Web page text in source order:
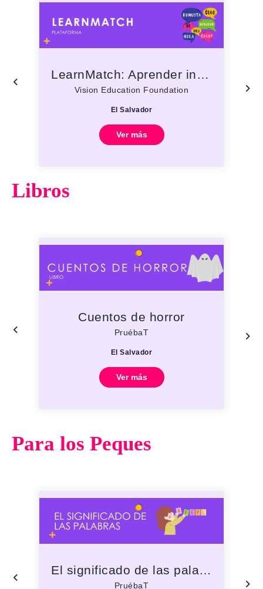
LearnMatch: Aprender inglés, japonés, alemán, francés, italiano, portugués o español
Vision Education Foundation
El Salvador
Ver más
Libros
Cuentos de horror
PruébaT
El Salvador
Ver más
Para los Peques
El significado de las palabras
PruébaT